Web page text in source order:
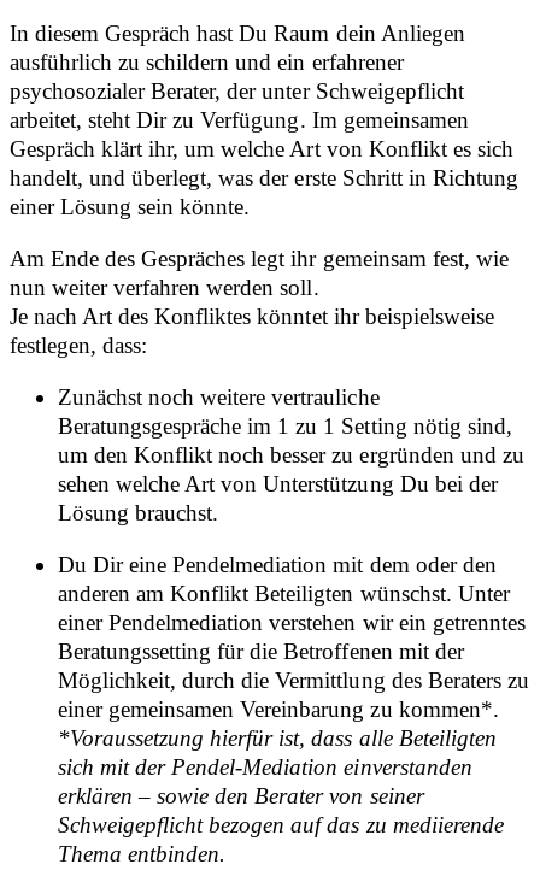
In diesem Gespräch hast Du Raum dein Anliegen
ausführlich zu schildern und ein erfahrener
psychosozialer Berater, der unter Schweigepflicht
arbeitet, steht Dir zu Verfügung. Im gemeinsamen
Gespräch klärt ihr, um welche Art von Konflikt es sich
handelt, und überlegt, was der erste Schritt in Richtung
einer Lösung sein könnte.
Am Ende des Gespräches legt ihr gemeinsam fest, wie
nun weiter verfahren werden soll.
Je nach Art des Konfliktes könntet ihr beispielsweise
festlegen, dass:
Zunächst noch weitere vertrauliche
Beratungsgespräche im 1 zu 1 Setting nötig sind,
um den Konflikt noch besser zu ergründen und zu
sehen welche Art von Unterstützung Du bei der
Lösung brauchst.
Du Dir eine Pendelmediation mit dem oder den
anderen am Konflikt Beteiligten wünschst. Unter
einer Pendelmediation verstehen wir ein getrenntes
Beratungssetting für die Betroffenen mit der
Möglichkeit, durch die Vermittlung des Beraters zu
einer gemeinsamen Vereinbarung zu kommen*.
*Voraussetzung hierfür ist, dass alle Beteiligten
sich mit der Pendel-Mediation einverstanden
erklären – sowie den Berater von seiner
Schweigepflicht bezogen auf das zu mediierende
Thema entbinden.